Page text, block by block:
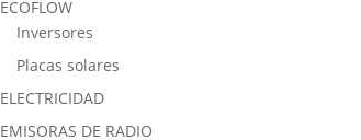
ECOFLOW
Inversores
Placas solares
ELECTRICIDAD
EMISORAS DE RADIO